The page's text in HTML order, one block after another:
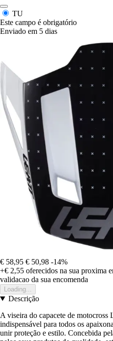
TU
Este campo é obrigatório
Enviado em 5 dias
€ 58,95 € 50,98 -14%
+€ 2,55 oferecidos na sua proxima
validacao da sua encomenda
Loading...
Descrição
A viseira do capacete de motocross
indispensável para todos os
unir proteção e estilo. Concebida